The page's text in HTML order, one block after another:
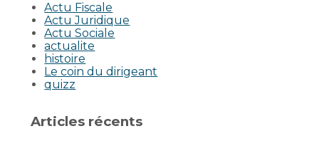
Actu Fiscale
Actu Juridique
Actu Sociale
actualite
histoire
Le coin du dirigeant
quizz
Articles récents